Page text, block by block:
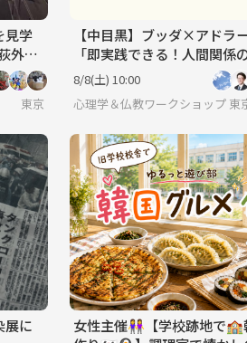
身者の方～是非来て下さいね♪ 毎週遊べる
見学
東京
【中目黒】ブッダ×アドラ
「即実践できる！人間関係
決法」ワークショップ-東京
8/8(土) 10:00
心理学＆仏教ワークショップ 東
展に
女性主催👭【学校跡地で🏫